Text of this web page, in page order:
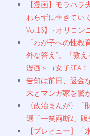
【漫画】モラハラ
わらずに生きてい
Vol.16】 - オリコン
「わが子への性
外な答え”。「教え
漫画＞（女子SPA
告知は前日、返金
末とマンガ家を驚
〈政治まんが〉
選「一笑両断2」
【プレビュー】「